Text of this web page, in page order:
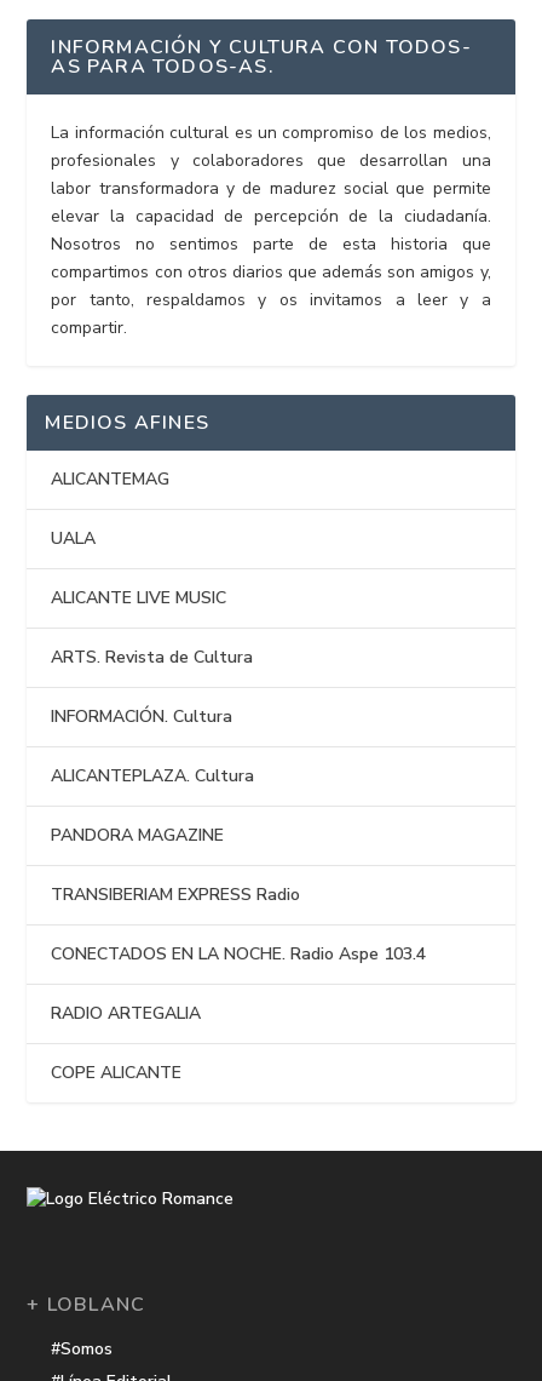
INFORMACIÓN Y CULTURA CON TODOS-
AS PARA TODOS-AS.
La información cultural es un compromiso de los medios,
profesionales y colaboradores que desarrollan una
labor transformadora y de madurez social que permite
elevar la capacidad de percepción de la ciudadanía.
Nosotros no sentimos parte de esta historia que
compartimos con otros diarios que además son amigos y,
por tanto, respaldamos y os invitamos a leer y a
compartir.
MEDIOS AFINES
ALICANTEMAG
UALA
ALICANTE LIVE MUSIC
ARTS. Revista de Cultura
INFORMACIÓN. Cultura
ALICANTEPLAZA. Cultura
PANDORA MAGAZINE
TRANSIBERIAM EXPRESS Radio
CONECTADOS EN LA NOCHE. Radio Aspe 103.4
RADIO ARTEGALIA
COPE ALICANTE
+ LOBLANC
#Somos